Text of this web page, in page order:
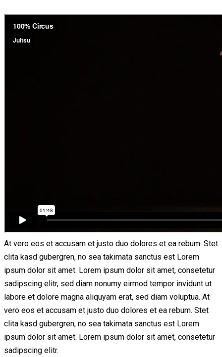
At vero eos et accusam et justo duo dolores et ea rebum. Stet
clita kasd gubergren, no sea takimata sanctus est Lorem
ipsum dolor sit amet. Lorem ipsum dolor sit amet, consetetur
sadipscing elitr, sed diam nonumy eirmod tempor invidunt ut
labore et dolore magna aliquyam erat, sed diam voluptua. At
vero eos et accusam et justo duo dolores et ea rebum. Stet
clita kasd gubergren, no sea takimata sanctus est Lorem
ipsum dolor sit amet. Lorem ipsum dolor sit amet, consetetur
sadipscing elitr.